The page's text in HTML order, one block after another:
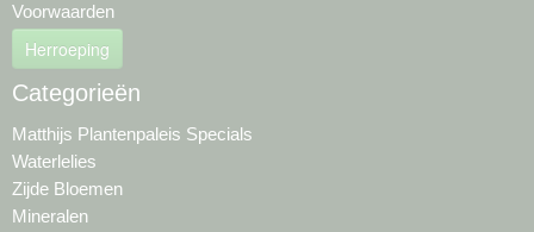
Voorwaarden
Herroeping
Categorieën
Matthijs Plantenpaleis Specials
Waterlelies
Zijde Bloemen
Mineralen